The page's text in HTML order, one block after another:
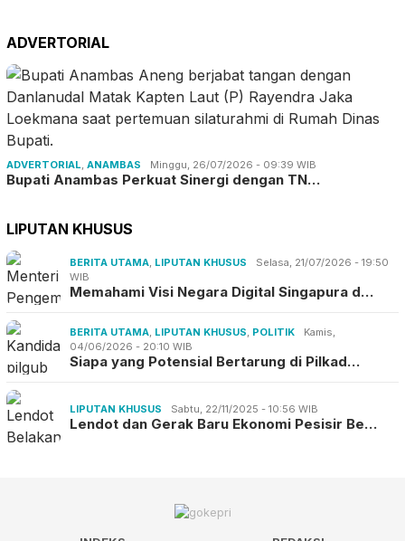
ADVERTORIAL
ADVERTORIAL ANAMBAS Minggu, 26/07/2026 - 09:39 WIB
Bupati Anambas Perkuat Sinergi dengan TN…
LIPUTAN KHUSUS
BERITA UTAMA LIPUTAN KHUSUS
Selasa, 21/07/2026 - 19:50
WIB
Memahami Visi Negara Digital Singapura d…
BERITA UTAMA LIPUTAN KHUSUS POLITIK
Kamis,
04/06/2026 - 20:10 WIB
Siapa yang Potensial Bertarung di Pilkad…
LIPUTAN KHUSUS Sabtu, 22/11/2025 - 10:56 WIB
Lendot dan Gerak Baru Ekonomi Pesisir Be…